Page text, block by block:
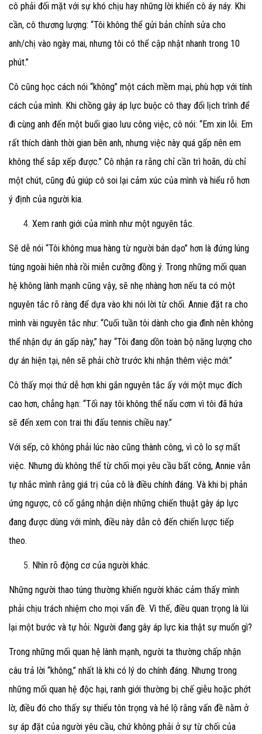
cô phải đối mặt với sự khó chịu hay những lời khiến cô áy náy. Khi
cần, cô thương lượng: “Tôi không thể gửi bản chỉnh sửa cho
anh/chị vào ngày mai, nhưng tôi có thể cập nhật nhanh trong 10
phút.”
Cô cũng học cách nói “không” một cách mềm mại, phù hợp với tính
cách của mình. Khi chồng gây áp lực buộc cô thay đổi lịch trình để
đi cùng anh đến một buổi giao lưu công việc, cô nói: “Em xin lỗi. Em
rất thích dành thời gian bên anh, nhưng việc này quá gấp nên em
không thể sắp xếp được.” Cô nhận ra rằng chỉ cần trì hoãn, dù chỉ
một chút, cũng đủ giúp cô soi lại cảm xúc của mình và hiểu rõ hơn
ý định của người kia.
Xem ranh giới của mình như một nguyên tắc.
Sẽ dễ nói “Tôi không mua hàng từ người bán dạo” hơn là đứng lúng
túng ngoài hiên nhà rồi miễn cưỡng đồng ý. Trong những mối quan
hệ không lành mạnh cũng vậy, sẽ nhẹ nhàng hơn nếu ta có một
nguyên tắc rõ ràng để dựa vào khi nói lời từ chối. Annie đặt ra cho
mình vài nguyên tắc như: “Cuối tuần tôi dành cho gia đình nên không
thể nhận dự án gấp này,” hay “Tôi đang dồn toàn bộ năng lượng cho
dự án hiện tại, nên sẽ phải chờ trước khi nhận thêm việc mới.”
Cô thấy mọi thứ dễ hơn khi gắn nguyên tắc ấy với một mục đích
cao hơn, chẳng hạn: “Tối nay tôi không thể nấu cơm vì tôi đã hứa
sẽ đến xem con trai thi đấu tennis chiều nay.”
Với sếp, cô không phải lúc nào cũng thành công, vì cô lo sợ mất
việc. Nhưng dù không thể từ chối mọi yêu cầu bất công, Annie vẫn
tự nhắc mình rằng giá trị của cô là điều chính đáng. Và khi bị phản
ứng ngược, cô cố gắng nhận diện những chiến thuật gây áp lực
đang được dùng với mình, điều này dẫn cô đến chiến lược tiếp
theo.
Nhìn rõ động cơ của người khác.
Những người thao túng thường khiến người khác cảm thấy mình
phải chịu trách nhiệm cho mọi vấn đề. Vì thế, điều quan trọng là lùi
lại một bước và tự hỏi: Người đang gây áp lực kia thật sự muốn gì?
Trong những mối quan hệ lành mạnh, người ta thường chấp nhận
câu trả lời “không,” nhất là khi có lý do chính đáng. Nhưng trong
những mối quan hệ độc hại, ranh giới thường bị chế giễu hoặc phớt
lờ, điều đó cho thấy sự thiếu tôn trọng và hé lộ rằng vấn đề nằm ở
sự áp đặt của người yêu cầu, chứ không phải ở sự từ chối của